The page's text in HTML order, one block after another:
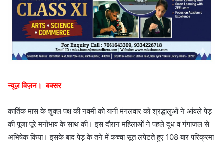
न्यूज़ विज़न। बक्सर
कार्तिक मास के शुक्ल पक्ष की नवमी को यानी मंगलवार को श्रद्धालुओं ने आंवले पेड़
की पूजा पूरे मनोभाव के साथ की। इस दौरान महिलाओं ने पहले दूध व गंगाजल से
अभिषेक किया। इसके बाद पेड़ के तने में कच्चा सूत लपेटते हुए 108 बार परिक्रमा